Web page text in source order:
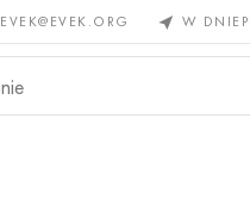
EVEK@EVEK.ORG W
Stali